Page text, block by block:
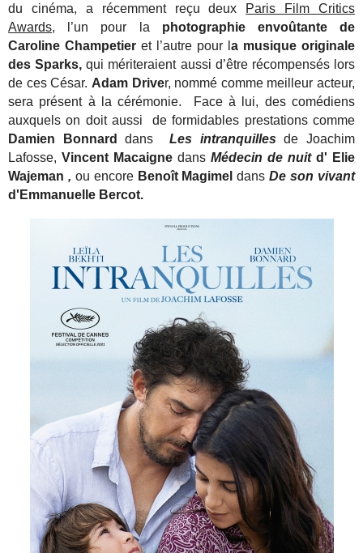
du cinéma, a récemment reçu deux
Paris Film Critics
Awards, l’un pour la photographie envoûtante de
Caroline Champetier et l’autre pour l a musique originale
des Sparks, qui mériteraient aussi d’être récompensés lors
de ces César. Adam Driver, nommé comme meilleur acteur,
sera présent à la cérémonie. Face à lui, des comédiens
auxquels on doit aussi de formidables prestations comme
Damien Bonnard
dans Les intranquilles de Joachim
Lafosse,Vincent Macaigne dans Médecin de nuit d' Elie
Wajeman , ou encore Benoît Magimel dansDe son vivant
d'Emmanuelle Bercot.